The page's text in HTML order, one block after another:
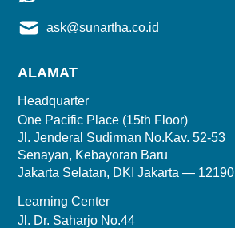
ask@sunartha.co.id
ALAMAT
Headquarter
One Pacific Place (15th Floor)
Jl. Jenderal Sudirman No.Kav. 52-53
Senayan, Kebayoran Baru
Jakarta Selatan, DKI Jakarta — 12190
Learning Center
Jl. Dr. Saharjo No.44